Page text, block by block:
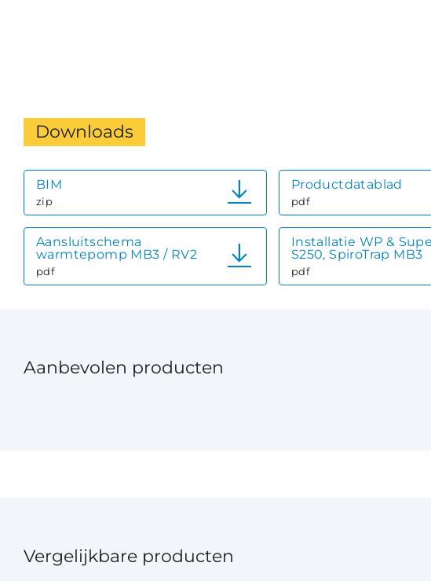
Downloads
BIM
zip
Productdatablad
pdf
Aansluitschema
warmtepomp MB3 / RV2
pdf
Installatie WP &
S250, SpiroTrap MB3
pdf
Aanbevolen producten
Vergelijkbare producten